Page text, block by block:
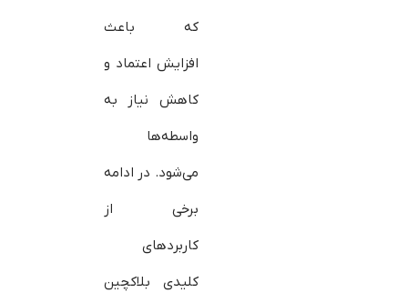
که باعث
افزایش اعتماد و
کاهش نیاز به
واسطه‌ها
می‌شود. در ادامه
برخی از
کاربردهای
کلیدی بلاکچین